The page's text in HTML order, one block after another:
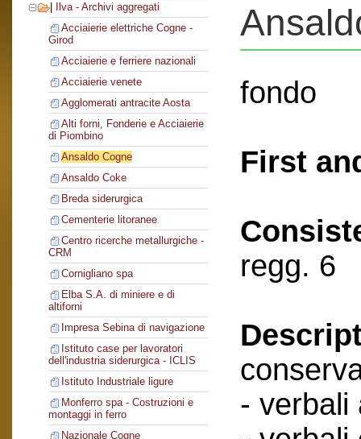
Ilva - Archivi aggregati
Acciaierie elettriche Cogne -
Girod
Acciaierie e ferriere nazionali
Acciaierie venete
Agglomerati antracite Aosta
Alti forni, Fonderie e Acciaierie
di Piombino
Ansaldo Cogne
Ansaldo Coke
Breda siderurgica
Cementerie litoranee
Centro ricerche metallurgiche -
CRM
Cornigliano spa
Elba S.A. di miniere e di
altiforni
Impresa Sebina di navigazione
Istituto case per lavoratori
dell'industria siderurgica - ICLIS
Istituto Industriale ligure
Monferro spa - Costruzioni e
montaggi in ferro
Nazionale Cogne
fondo
First
regg. 6
- verbali